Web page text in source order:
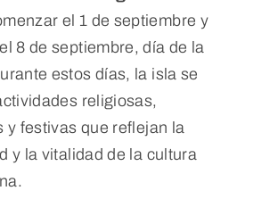
el 1 de septiembre y
8 de septiembre, día de la
estos días, la isla se
religiosas,
y festivas que reflejan la
y la vitalidad de la cultura